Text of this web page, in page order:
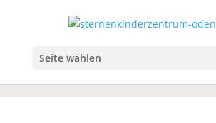
Seite wählen